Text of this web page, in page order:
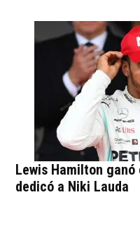
Lewis Hamilton ganó
dedicó a Niki Lauda